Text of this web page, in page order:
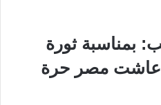
بمناسبة ثورة
.. عاشت مصر حرة